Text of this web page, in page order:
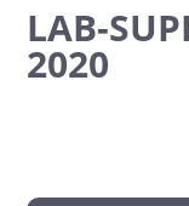
LAB-
2020